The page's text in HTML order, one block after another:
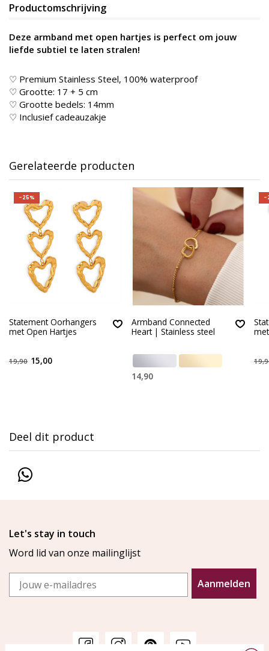
Productomschrijving
Deze armband met open hartjes is perfect om jouw
liefde subtiel te laten stralen!
♡ Premium Stainless Steel, 100% waterproof
♡ Grootte: 17 + 5 cm
♡ Grootte bedels: 14mm
♡ Inclusief cadeauzakje
Gerelateerde producten
-25%
Statement Oorhangers
met Open Hartjes
19,90 15,00
Armband Connected
Heart | Stainless steel
14,90
-
Deel dit product
Let's stay in touch
Word lid van onze mailinglijst
Email
Aanmelden